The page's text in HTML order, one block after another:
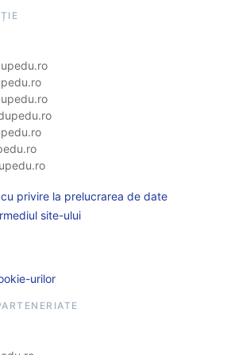
privire la prelucrarea de date
site-ului
urilor